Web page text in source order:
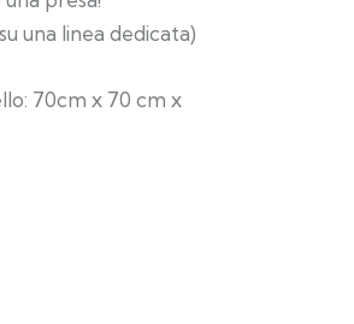
una linea dedicata)
70cm x 70 cm x